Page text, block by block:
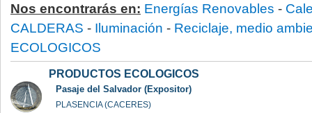
Nos encontrarás en: Energías Renovables -
CALDERAS - Iluminación - Reciclaje, medio
ECOLOGICOS
PRODUCTOS ECOLOGICOS
Pasaje del Salvador (Expositor)
PLASENCIA (CACERES)